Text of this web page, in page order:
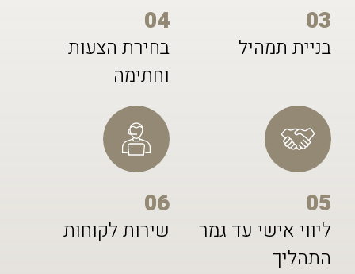
03
בניית תמהיל
04
בחירת הצעות
וחתימה
05
ליווי אישי עד גמר
התהליך
06
שירות לקוחות